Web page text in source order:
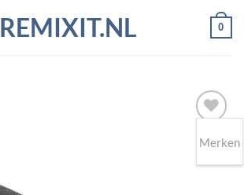
REMIXIT.NL 0
Toevoegen
Merken